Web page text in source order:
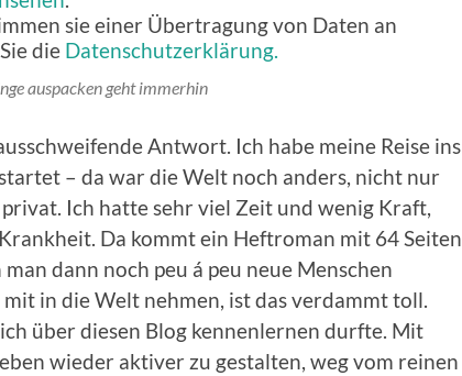
sie einer Übertragung von Daten an
die Datenschutzerklärung.
auspacken geht immerhin
Antwort. Ich habe meine Reise ins
– da war die Welt noch anders, nicht nur
Ich hatte sehr viel Zeit und wenig Kraft,
Da kommt ein Heftroman mit 64 Seiten
dann noch peu á peu neue Menschen
in die Welt nehmen, ist das verdammt toll.
über diesen Blog kennenlernen durfte. Mit
wieder aktiver zu gestalten, weg vom reinen